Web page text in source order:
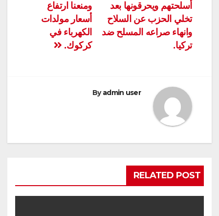
ومنعنا ارتفاع
أسعار مولدات
الكهرباء في
كركوك.
أسلحتهم ويحرقونها بعد
تخلي الحزب عن السلاح
وانهاء صراعه المسلح ضد
تركيا.
Byadmin user
RELATED POST